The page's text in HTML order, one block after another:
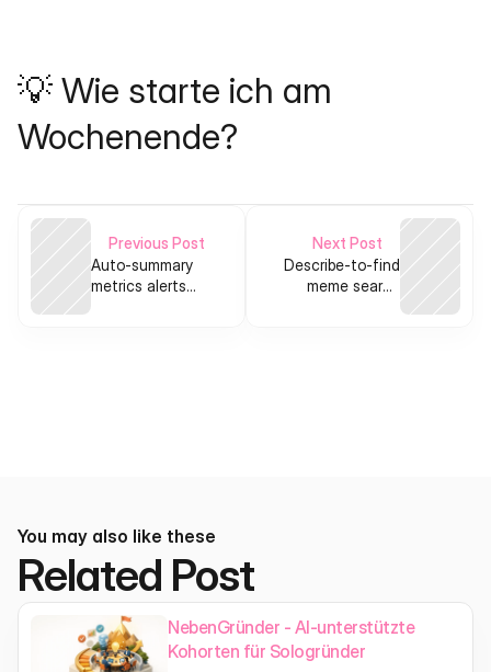
💡 Wie starte ich am
Wochenende?
Previous Post
Auto-summary
metrics alerts
Next Post
Describe-to-find
meme search
You may also like these
Related Post
NebenGründer - AI-unterstützte
Kohorten für Sologründer